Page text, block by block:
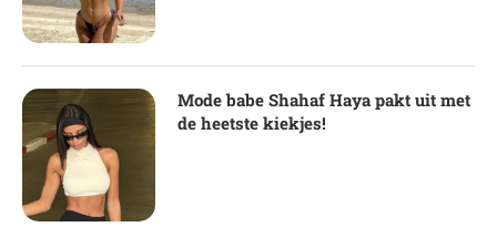
Mode babe Shahaf Haya pakt uit met
de heetste kiekjes!